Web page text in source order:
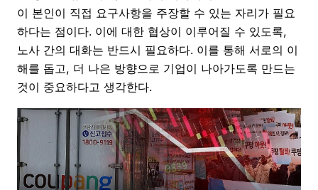
이 본인이 직접 요구사항을 주장할 수 있는 자리가 필요
하다는 점이다. 이에 대한 협상이 이루어질 수 있도록,
노사 간의 대화는 반드시 필요하다. 이를 통해 서로의 이
해를 돕고, 더 나은 방향으로 기업이 나아가도록 만드는
것이 중요하다고 생각한다.